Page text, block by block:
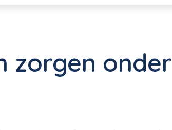
zorgen onder